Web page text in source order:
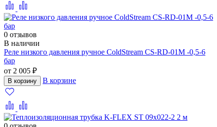
0 отзывов
В наличии
Реле низкого давления ручное ColdStream CS-RD-01M -0,5-6
бар
от 2 005 ₽
В корзину В корзине